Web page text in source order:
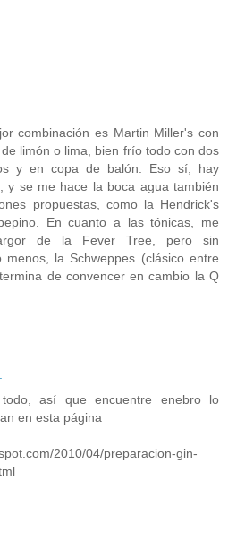
combinación es Martin Miller's con
limón o lima, bien frío todo con dos
y en copa de balón. Eso sí, hay
y se me hace la boca agua también
propuestas, como la Hendrick's
En cuanto a las tónicas, me
de la Fever Tree, pero sin
menos, la Schweppes (clásico entre
de convencer en cambio la Q
así que encuentre enebro lo
en esta página
2010/04/preparacion-gin-